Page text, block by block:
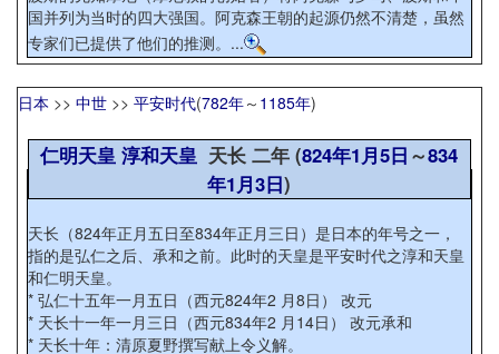
国并列为当时的四大强国。阿克森王朝的起源仍然不清楚，虽然
专家们已提供了他们的推测。...
日本 >> 中世 >> 平安时代(782年～ 1185年)
仁明天皇 淳和天皇 天长 二年 (824年1月5日 ～834
年1月3日)
天长（824年正月五日至834年正月三日）是日本的年号之一，
指的是弘仁之后、承和之前。此时的天皇是平安时代之淳和天皇
和仁明天皇。
* 弘仁十五年一月五日（西元824年2 月8日） 改元
* 天长十一年一月三日（西元834年2 月14日） 改元承和
* 天长十年：清原夏野撰写献上令义解。